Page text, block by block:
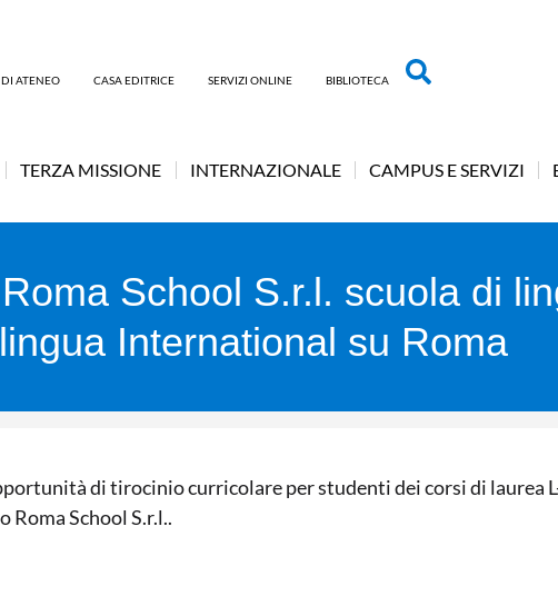
ATENEO CASA EDITRICE SERVIZI ONLINE BIBLIOTECA
TERZA MISSIONE INTERNAZIONALE CAMPUS E SERVIZI
School S.r.l. scuola di
International su Roma
di tirocinio curricolare per studenti dei corsi di laurea
Roma School S.r.l..